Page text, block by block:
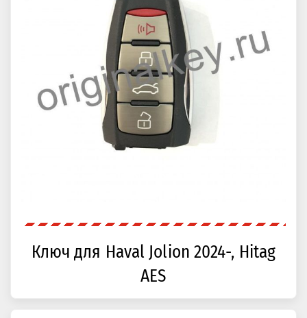
Ключ для Haval Jolion 2024-, Hitag
AES